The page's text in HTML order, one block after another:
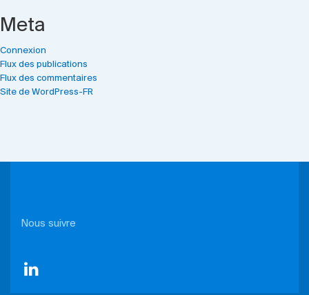
Meta
Connexion
Flux des publications
Flux des commentaires
Site de WordPress-FR
Nous suivre